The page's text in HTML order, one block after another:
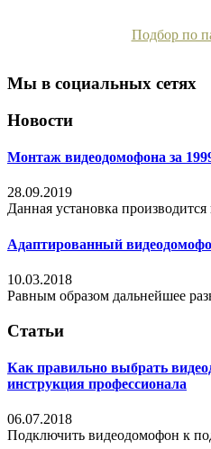
Подбор по
Мы в социальных сетях
Новости
Монтаж видеодомофона за
28.09.2019
Данная установка
Адаптированный
10.03.2018
Равным образом дальнейшее
Статьи
Как правильно выбрать
инструкция профессионала
06.07.2018
Подключить видеодомофон к